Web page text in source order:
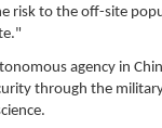
risk to the off-site
agency in
through the